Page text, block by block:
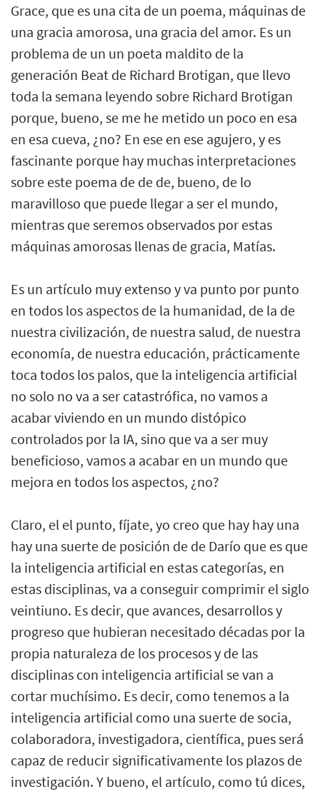
Grace, que es una cita de un poema, máquinas de
una gracia amorosa, una gracia del amor. Es un
problema de un un poeta maldito de la
generación Beat de Richard Brotigan, que llevo
toda la semana leyendo sobre Richard Brotigan
porque, bueno, se me he metido un poco en esa
en esa cueva, ¿no? En ese en ese agujero, y es
fascinante porque hay muchas interpretaciones
sobre este poema de de de, bueno, de lo
maravilloso que puede llegar a ser el mundo,
mientras que seremos observados por estas
máquinas amorosas llenas de gracia, Matías.
Es un artículo muy extenso y va punto por punto
en todos los aspectos de la humanidad, de la de
nuestra civilización, de nuestra salud, de nuestra
economía, de nuestra educación, prácticamente
toca todos los palos, que la inteligencia artificial
no solo no va a ser catastrófica, no vamos a
acabar viviendo en un mundo distópico
controlados por la IA, sino que va a ser muy
beneficioso, vamos a acabar en un mundo que
mejora en todos los aspectos, ¿no?
Claro, el el punto, fíjate, yo creo que hay hay una
hay una suerte de posición de de Darío que es que
la inteligencia artificial en estas categorías, en
estas disciplinas, va a conseguir comprimir el siglo
veintiuno. Es decir, que avances, desarrollos y
progreso que hubieran necesitado décadas por la
propia naturaleza de los procesos y de las
disciplinas con inteligencia artificial se van a
cortar muchísimo. Es decir, como tenemos a la
inteligencia artificial como una suerte de socia,
colaboradora, investigadora, científica, pues será
capaz de reducir significativamente los plazos de
investigación. Y bueno, el artículo, como tú dices,